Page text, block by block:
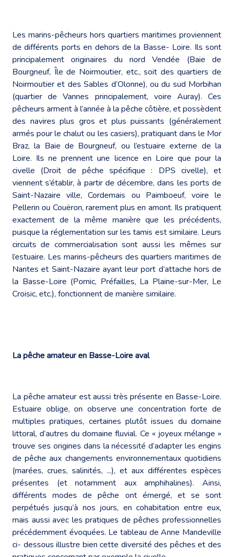
Les marins-pêcheurs hors quartiers maritimes proviennent
de différents ports en dehors de la Basse- Loire. Ils sont
principalement originaires du nord Vendée (Baie de
Bourgneuf, Île de Noirmoutier, etc., soit des quartiers de
Noirmoutier et des Sables d’Olonne), ou du sud Morbihan
(quartier de Vannes principalement, voire Auray). Ces
pêcheurs arment à l’année à la pêche côtière, et possèdent
des navires plus gros et plus puissants (généralement
armés pour le chalut ou les casiers), pratiquant dans le Mor
Braz, la Baie de Bourgneuf, ou l’estuaire externe de la
Loire. Ils ne prennent une licence en Loire que pour la
civelle (Droit de pêche spécifique : DPS civelle), et
viennent s’établir, à partir de décembre, dans les ports de
Saint-Nazaire ville, Cordemais ou Paimboeuf, voire le
Pellerin ou Couëron, rarement plus en amont. Ils pratiquent
exactement de la même manière que les précédents,
puisque la réglementation sur les tamis est similaire. Leurs
circuits de commercialisation sont aussi les mêmes sur
l’estuaire. Les marins-pêcheurs des quartiers maritimes de
Nantes et Saint-Nazaire ayant leur port d’attache hors de
la Basse-Loire (Pornic, Préfailles, La Plaine-sur-Mer, Le
Croisic, etc.), fonctionnent de manière similaire.
La pêche amateur en Basse-Loire aval
La pêche amateur est aussi très présente en Basse-Loire.
Estuaire oblige, on observe une concentration forte de
multiples pratiques, certaines plutôt issues du domaine
littoral, d’autres du domaine fluvial. Ce « joyeux mélange »
trouve ses origines dans la nécessité d’adapter les engins
de pêche aux changements environnementaux quotidiens
(marées, crues, salinités, ...), et aux différentes espèces
présentes (et notamment aux amphihalines). Ainsi,
différents modes de pêche ont émergé, et se sont
perpétués jusqu’à nos jours, en cohabitation entre eux,
mais aussi avec les pratiques de pêches professionnelles
précédemment évoquées. Le tableau de Anne Mandeville
ci- dessous illustre bien cette diversité des pêches et des